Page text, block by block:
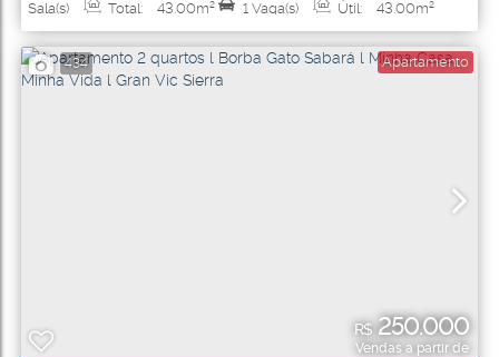
Sala(s) Total: 43.00m² 1 Vaga(s) Útil: 43.00m²
434 Apartamento
R$250.000
Vendas a partir de